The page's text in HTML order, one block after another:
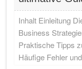
Inhalt Einleitung
Business
Praktische Tipps
Häufige Fehler